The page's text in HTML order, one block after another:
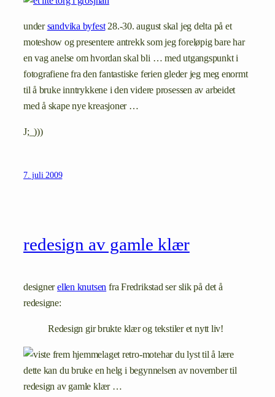
undersandvika byfest28.-30. august skal jeg delta på et
moteshow og presentere antrekk som jeg foreløpig bare har
en vag anelse om hvordan skal bli … med utgangspunkt i
fotografiene fra den fantastiske ferien gleder jeg meg enormt
til å bruke inntrykkene i den videre prosessen av arbeidet
med å skape nye kreasjoner …
J;_)))
7. juli 2009
redesign av gamle klær
designerellen knutsen fra Fredrikstad ser slik på det å
redesigne:
Redesign gir brukte klær og tekstiler et nytt liv!
har du lyst til å lære
dette kan du bruke en helg i begynnelsen av november til
redesign av gamle klær …